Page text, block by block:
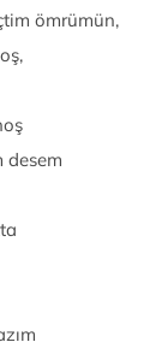
ömrümün,
desem